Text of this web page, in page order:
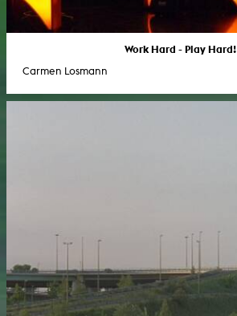
Work Hard - Play Hard!
Carmen Losmann